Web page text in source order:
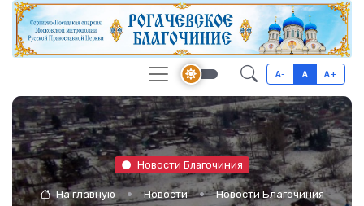
A- A A+
Новости Благочиния
На главную Новости Новости Благочиния